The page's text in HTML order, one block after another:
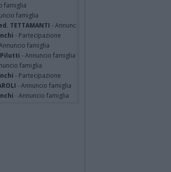
famiglia
famiglia
TETTAMANTI - Annuncio famiglia
- Partecipazione
famiglia
Pilutti - Annuncio famiglia
famiglia
- Partecipazione
- Annuncio famiglia
- Annuncio famiglia